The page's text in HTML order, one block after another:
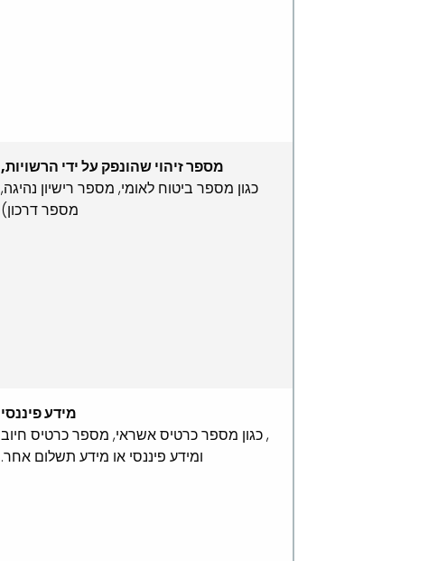
מספר זיהוי שהונפק על ידי הרשויות,
כגון מספר ביטוח לאומי, מספר רישיון נהיגה,
מספר דרכון)
מידע פיננסי
, כגון מספר כרטיס אשראי, מספר כרטיס חיוב
ומידע פיננסי או מידע תשלום אחר.